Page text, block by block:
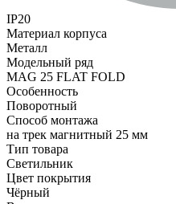
IP20
Материал корпуса
Металл
Модельный ряд
MAG 25 FLAT FOLD
Особенность
Поворотный
Способ монтажа
на трек магнитный 25 мм
Тип товара
Светильник
Цвет покрытия
Чёрный